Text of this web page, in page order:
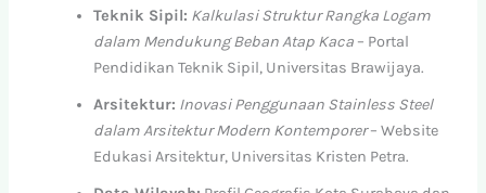
Teknik Sipil: Kalkulasi Struktur Rangka Logam
dalam Mendukung Beban Atap Kaca – Portal
Pendidikan Teknik Sipil, Universitas Brawijaya.
Arsitektur: Inovasi Penggunaan Stainless Steel
dalam Arsitektur Modern Kontemporer– Website
Edukasi Arsitektur, Universitas Kristen Petra.